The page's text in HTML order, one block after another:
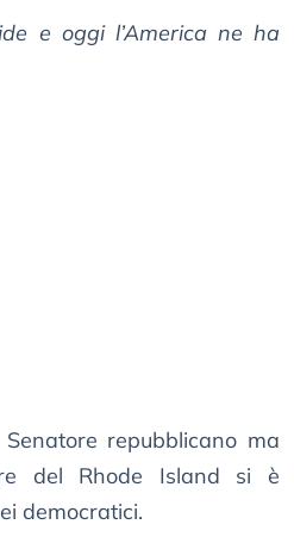
e oggi l’America ne ha
repubblicano ma
del Rhode Island si è
democratici.